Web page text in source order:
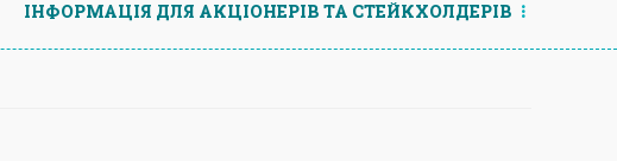
ІНФОРМАЦIЯ ДЛЯ АКЦIОНЕРIВ ТА СТЕЙКХОЛДЕРIВ